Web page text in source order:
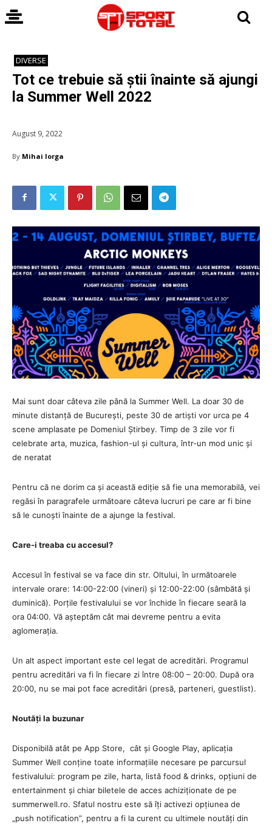
DIVERSE
Tot ce trebuie să știi înainte să ajungi
la Summer Well 2022
August 9, 2022
By Mihai Iorga
Mai sunt doar câteva zile până la Summer Well. La doar 30 de
minute distanță de București, peste 30 de artiști vor urca pe 4
scene amplasate pe Domeniul Știrbey. Timp de 3 zile vor fi
celebrate arta, muzica, fashion-ul și cultura, într-un mod unic și
de neratat
Pentru că ne dorim ca și această ediție să fie una memorabilă, vei
regăsi în paragrafele următoare câteva lucruri pe care ar fi bine
să le cunoști înainte de a ajunge la festival.
Care-i treaba cu accesul?
Accesul în festival se va face din str. Oltului, în următoarele
intervale orare: 14:00-22:00 (vineri) și 12:00-22:00 (sâmbătă și
duminică). Porțile festivalului se vor închide în fiecare seară la
ora 04:00. Vă așteptăm cât mai devreme pentru a evita
aglomerația.
Un alt aspect important este cel legat de acreditări. Programul
pentru acreditări va fi în fiecare zi între 08:00 – 20:00. După ora
20:00, nu se mai pot face acreditări (presă, parteneri, guestlist).
Noutăți la buzunar
Disponibilă atât pe App Store, cât și Google Play, aplicația
Summer Well conține toate informațiile necesare pe parcursul
festivalului: program pe zile, harta, listă food & drinks, opțiuni de
entertainment și chiar biletele de acces achiziționate de pe
summerwell.ro. Sfatul nostru este să îți activezi opțiunea de
„push notification”, pentru a fi la curent cu ultimele noutăți din